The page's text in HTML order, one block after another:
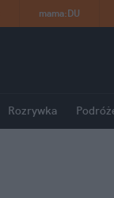
mama:DU
Rozrywka